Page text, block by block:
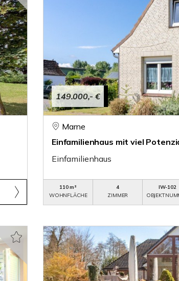
149.000,- €
Marne
Einfamilienhaus mit viel
Einfamilienhaus
110 m²
WOHNFLÄCHE
4
ZIMMER
IW-102